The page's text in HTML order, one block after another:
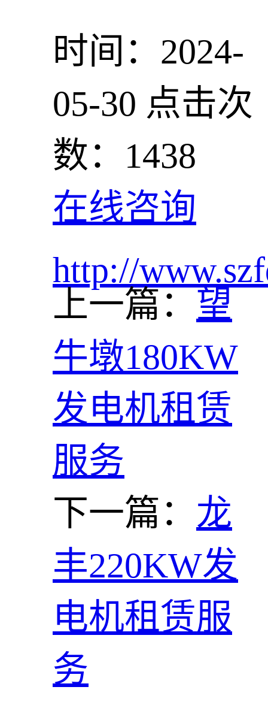
时间：2024-
05-30 点击次
数：1438
在线咨询
http://
上一篇： 望
牛墩180KW
发电机租赁
服务
下一篇： 龙
丰220KW发
电机租赁服
务